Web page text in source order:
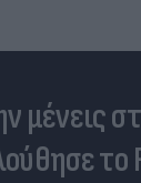
μένεις
το